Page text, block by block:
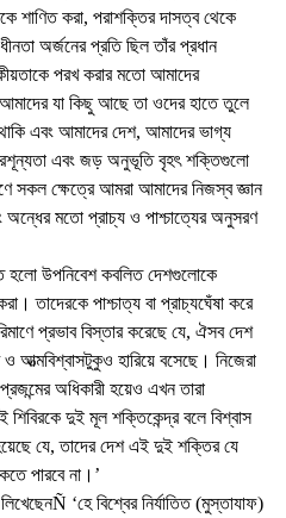
শাণিত করা, পরাশক্তির দাসত্ব থেকে
অর্জনের প্রতি ছিল তাঁর প্রধান
পরখ করার মতো আমাদের
যা কিছু আছে তা ওদের হাতে তুলে
এবং আমাদের দেশ, আমাদের ভাগ্য
এবং জড় অনুভূতি বৃহৎ শক্তিগুলো
সকল ক্ষেত্রে আমরা আমাদের নিজস্ব জ্ঞান
অন্ধের মতো প্রাচ্য ও পাশ্চাত্যের অনুসরণ
হলো উপনিবেশ কবলিত দেশগুলোকে
তাদেরকে পাশ্চাত্য বা প্রাচ্যঘেঁষা করে
প্রভাব বিস্তার করেছে যে, ঐসব দেশ
আত্মবিশ্বাসটুকুও হারিয়ে বসেছে। নিজেরা
অধিকারী হয়েও এখন তারা
দুই মূল শক্তিকেন্দ্র বলে বিশ্বাস
যে, তাদের দেশ এই দুই শক্তির যে
পারবে না।’
‘হে বিশ্বের নির্যাতিত (মুস্তাযাফ)